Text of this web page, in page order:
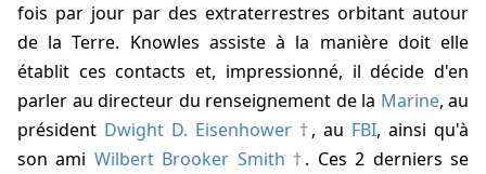
fois par jour par des extraterrestres orbitant autour
de la Terre. Knowles assiste à la manière doit elle
établit ces contacts et, impressionné, il décide d'en
parler au directeur du renseignement de la Marine, au
président Dwight D. Eisenhower , au FBI, ainsi qu'à
son ami Wilbert Brooker Smith
. Ces 2 derniers se